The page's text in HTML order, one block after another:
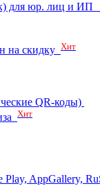
для юр. лиц и ИП
на скидку Хит
QR-коды)
Хит
AppGallery,